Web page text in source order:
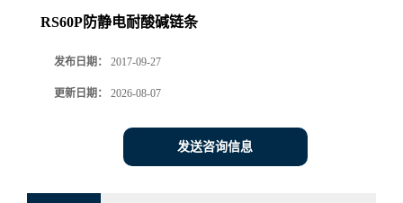
RS60P防静电耐酸碱链条
发布日期： 2017-09-27
更新日期： 2026-08-07
发送咨询信息